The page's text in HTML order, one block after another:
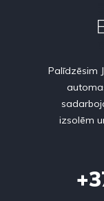
Palīdzēsim
izsolēm